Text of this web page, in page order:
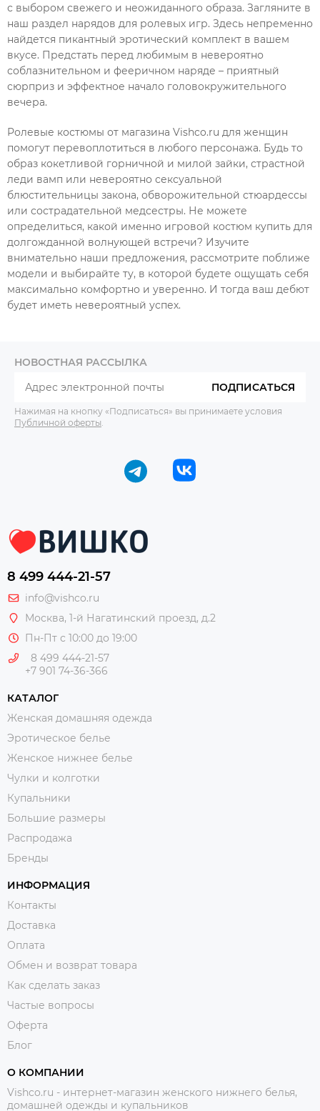
с выбором свежего и неожиданного образа. Загляните в
наш раздел нарядов для ролевых игр. Здесь непременно
найдется пикантный эротический комплект в вашем
вкусе. Предстать перед любимым в невероятно
соблазнительном и фееричном наряде – приятный
сюрприз и эффектное начало головокружительного
вечера.
Ролевые костюмы от магазина Vishco.ru для женщин
помогут перевоплотиться в любого персонажа. Будь то
образ кокетливой горничной и милой зайки, страстной
леди вамп или невероятно сексуальной
блюстительницы закона, обворожительной стюардессы
или сострадательной медсестры. Не можете
определиться, какой именно игровой костюм купить для
долгожданной волнующей встречи? Изучите
внимательно наши предложения, рассмотрите поближе
модели и выбирайте ту, в которой будете ощущать себя
максимально комфортно и уверенно. И тогда ваш дебют
будет иметь невероятный успех.
НОВОСТНАЯ РАССЫЛКА
ПОДПИСАТЬСЯ
Нажимая на кнопку «Подписаться» вы принимаете условия
Публичной оферты
8 499 444-21-57
info@vishco.ru
Москва, 1-й Нагатинский проезд, д.2
Пн-Пт с 10:00 до 19:00
8 499 444-21-57
+7 901 74-36-366
КАТАЛОГ
Женская домашняя одежда
Эротическое белье
Женское нижнее белье
Чулки и колготки
Купальники
Большие размеры
Распродажа
Бренды
ИНФОРМАЦИЯ
Контакты
Доставка
Оплата
Обмен и возврат товара
Как сделать заказ
Частые вопросы
Оферта
Блог
О КОМПАНИИ
Vishco.ru - интернет-магазин женского нижнего белья,
домашней одежды и купальников